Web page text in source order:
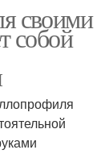
своими
собой